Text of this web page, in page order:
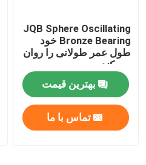
JQB Sphere Oscillating
Bronze Bearing خود
طول عمر طولانی را روان
می کند
بهترین قیمت
تماس با ما